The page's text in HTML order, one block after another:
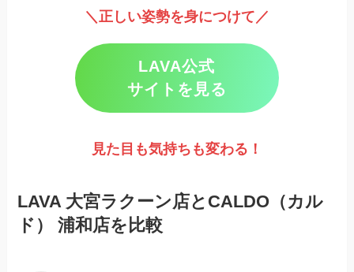
＼正しい姿勢を身につけて／
LAVA公式
サイトを見る
見た目も気持ちも変わる！
LAVA 大宮ラクーン店とCALDO（カル
ド） 浦和店を比較